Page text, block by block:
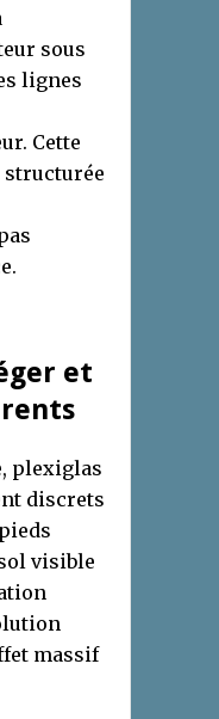
sous
lignes
Cette
et
plexiglas
discrets
visible
massif